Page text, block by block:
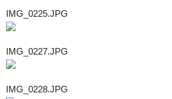
IMG_0225.JPG
IMG_0227.JPG
IMG_0228.JPG